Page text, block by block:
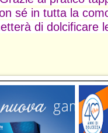
sé in tutta la
di dolcificare